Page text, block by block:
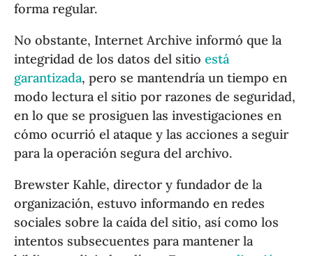
forma regular.
No obstante, Internet Archive informó que la
integridad de los datos del sitioestá
garantizada, pero se mantendría un tiempo en
modo lectura el sitio por razones de seguridad,
en lo que se prosiguen las investigaciones en
cómo ocurrió el ataque y las acciones a seguir
para la operación segura del archivo.
Brewster Kahle, director y fundador de la
organización, estuvo informando en redes
sociales sobre la caída del sitio, así como los
intentos subsecuentes para mantener la